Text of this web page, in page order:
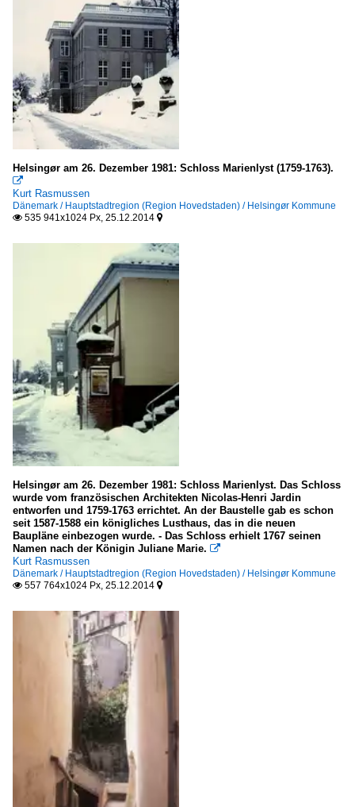
LK Schwäbisch Hall
Bayern
Augsburg (kreisfreie Stadt)
Berlin
historische Architektur und Bauwerke
Stadtansichten
Verschiedenes
Frankreich
Provence-Alpes-Côte d'Azur
Dept. Alpes-Maritime
Fürstentum Monaco
Monaco
Italien
Latium
Rom
Sanremo
Piemont
Turin
Norwegen
Ostlandet - Fylke Ostfold
Halden
Helsingør am 26. Dezember 1981: Schloss Marienlyst (1759-1763).

Kurt Rasmussen
Dänemark / Hauptstadtregion (Region Hovedstaden) / Helsingør Kommune
 535 941x1024 Px, 25.12.2014 
Helsingør am 26. Dezember 1981: Schloss Marienlyst. Das Schloss
wurde vom französischen Architekten Nicolas-Henri Jardin
entworfen und 1759-1763 errichtet. An der Baustelle gab es schon
seit 1587-1588 ein königliches Lusthaus, das in die neuen
Baupläne einbezogen wurde. - Das Schloss erhielt 1767 seinen
Namen nach der Königin Juliane Marie. 
Kurt Rasmussen
Dänemark / Hauptstadtregion (Region Hovedstaden) / Helsingør Kommune
 557 764x1024 Px, 25.12.2014 